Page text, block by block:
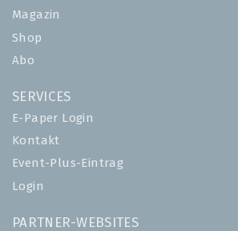
Magazin
Shop
Abo
SERVICES
E-Paper Login
Kontakt
Event-Plus-Eintrag
Login
PARTNER-WEBSITES